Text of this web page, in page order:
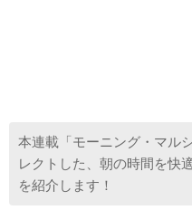
本連載「モーニング・マル
レクトした、朝の時間を快
を紹介します！